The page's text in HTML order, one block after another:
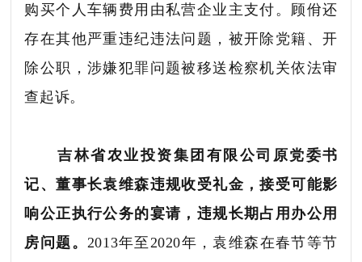
购买个人车辆费用由私营企业主支付。顾佾还
存在其他严重违纪违法问题，被开除党籍、开
除公职，涉嫌犯罪问题被移送检察机关依法审
查起诉。
吉林省农业投资集团有限公司原党委书
记、董事长袁维森违规收受礼金，接受可能影
响公正执行公务的宴请，违规长期占用办公用
房问题。 2013年至2020年，袁维森在春节等节